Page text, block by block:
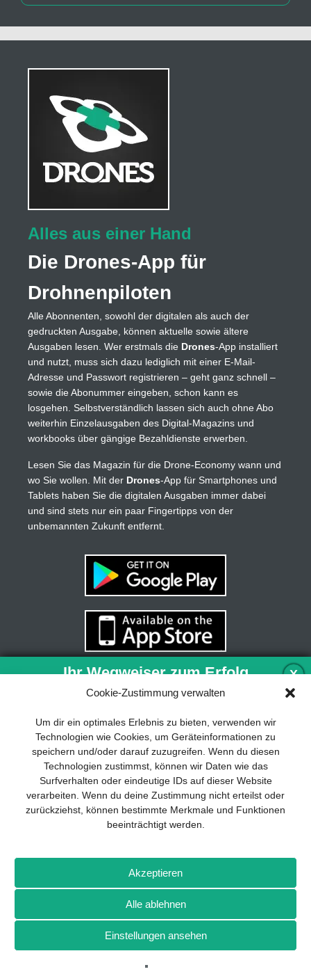
Cookie-Zustimmung verwalten
Um dir ein optimales Erlebnis zu bieten, verwenden wir
Technologien wie Cookies, um Geräteinformationen zu
speichern und/oder darauf zuzugreifen. Wenn du diesen
Technologien zustimmst, können wir Daten wie das
Surfverhalten oder eindeutige IDs auf dieser Website
verarbeiten. Wenn du deine Zustimmung nicht erteilst oder
zurückziehst, können bestimmte Merkmale und Funktionen
beeinträchtigt werden.
Akzeptieren
Alle ablehnen
Einstellungen ansehen
Alles aus einer Hand
Die Drones-App für
Drohnenpiloten
Alle Abonnenten, sowohl der digitalen als auch der
gedruckten Ausgabe, können aktuelle sowie ältere
Ausgaben lesen. Wer erstmals die Drones-App installiert
und nutzt, muss sich dazu lediglich mit einer E-Mail-
Adresse und Passwort registrieren – geht ganz schnell –
sowie die Abonummer eingeben, schon kann es
losgehen. Selbstverständlich lassen sich auch ohne Abo
weiterhin Einzelausgaben des Digital-Magazins und
workbooks über gängige Bezahldienste erwerben.
Lesen Sie das Magazin für die Drone-Economy wann und
wo Sie wollen. Mit der Drones-App für Smartphones und
Tablets haben Sie die digitalen Ausgaben immer dabei
und sind stets nur ein paar Fingertipps von der
unbemannten Zukunft entfernt.
Impressum Datenschutz Kontakt Drones+
Magazin-
Mediadaten
Weitere Magazine von Wellhausen & Marquardt Medien
X
Ihr Wegweiser zum Erfolg
nachhaltigen Geschäftsmodells sind für
jedes Unternehmen unverzichtbar. Das
Business Model Canvas hilft, sich dabei
auf das Wesentliche zu konzentrieren
und stets im Blick zu behalten, worauf es
wirklich ankommt.
Abonnieren Sie unseren kostenlosen
herunter: „Vom Produkt zum Business:
NEWSLETTER-ANMELDUNG